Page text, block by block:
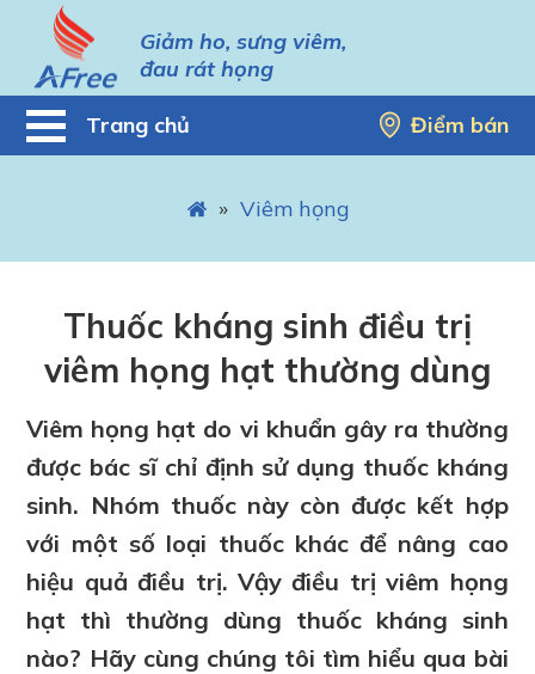
Giảm ho, sưng viêm,
đau rát họng
Trang chủ Điểm bán
» Viêm họng
Thuốc kháng sinh điều trị
viêm họng hạt thường dùng
Viêm họng hạt do vi khuẩn gây ra thường
được bác sĩ chỉ định sử dụng thuốc kháng
sinh. Nhóm thuốc này còn được kết hợp
với một số loại thuốc khác để nâng cao
hiệu quả điều trị. Vậy điều trị viêm họng
hạt thì thường dùng thuốc kháng sinh
nào? Hãy cùng chúng tôi tìm hiểu qua bài